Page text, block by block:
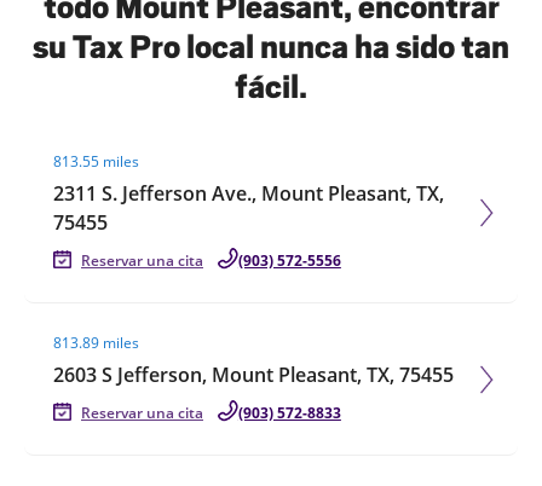
todo Mount Pleasant, encontrar
su Tax Pro local nunca ha sido tan
fácil.
813.55 miles
2311 S. Jefferson Ave., Mount Pleasant, TX,
75455
Reservar una cita (903) 572-5556
813.89 miles
2603 S Jefferson, Mount Pleasant, TX, 75455
Reservar una cita (903) 572-8833